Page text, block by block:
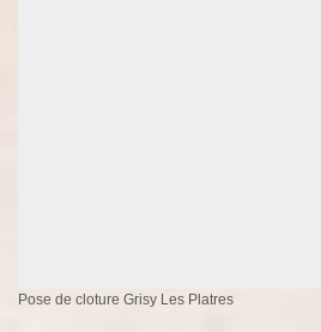
Pose de cloture Grisy Les Platres